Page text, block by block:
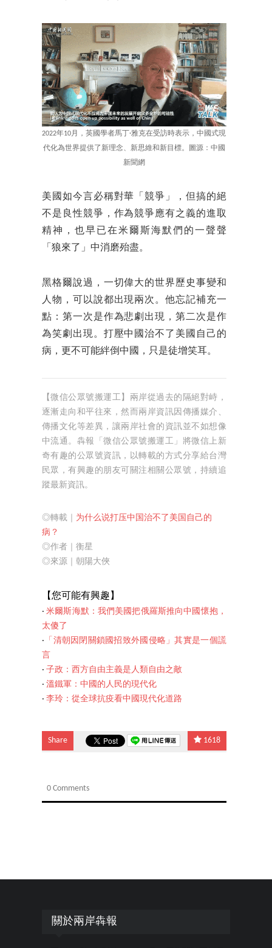
2022年10月，英國學者馬丁·雅克在受訪時表示，中國式現
代化為世界提供了新理念、新思維和新目標。圖源：中國
新聞網
美國如今言必稱對華「競爭」，但搞的絕
不是良性競爭，作為競爭應有之義的進取
精神，也早已在米爾斯海默們的一聲聲
「狼來了」中消磨殆盡。
黑格爾說過，一切偉大的世界歷史事變和
人物，可以說都出現兩次。他忘記補充一
點：第一次是作為悲劇出現，第二次是作
為笑劇出現。打壓中國治不了美國自己的
病，更不可能絆倒中國，只是徒增笑耳。
【微信公眾號搬運工】兩岸從過去的隔絕對峙，
逐漸走向和平往來，然而兩岸資訊因傳播媒介、
傳播文化等差異，讓兩岸社會的資訊並不如想像
中流通。犇報「微信公眾號搬運工」將微信上新
奇有趣的公眾號資訊，以轉載的方式分享給台灣
民眾，有興趣的朋友可關注相關公眾號，持續追
蹤最新資訊。
◎轉載｜ 为什么说打压中国治不了美国自己的
病？
◎作者｜衡星
◎來源｜朝陽大俠
【您可能有興趣】
‧米爾斯海默：我們美國把俄羅斯推向中國懷抱，
太傻了
‧ 「清朝因閉關鎖國招致外國侵略」其實是一個謊
言
‧ 子政：西方自由主義是人類自由之敵
‧ 溫鐵軍：中國的人民的現代化
‧ 李玲：從全球抗疫看中國現代化道路
Share 1618
0 Comments
關於兩岸犇報